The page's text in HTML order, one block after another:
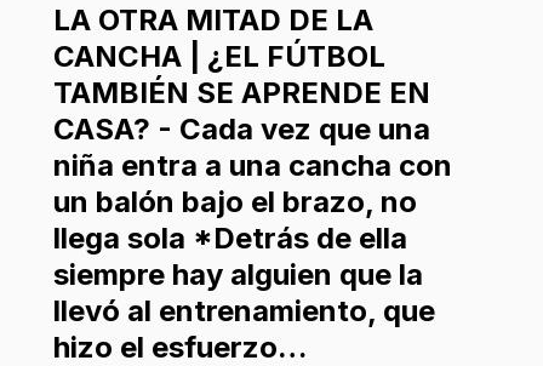
LA OTRA MITAD DE LA
CANCHA | ¿EL FÚTBOL
TAMBIÉN SE APRENDE EN
CASA? - Cada vez que una
niña entra a una cancha con
un balón bajo el brazo, no
llega sola *Detrás de ella
siempre hay alguien que la
llevó al entrenamiento, que
hizo el esfuerzo…